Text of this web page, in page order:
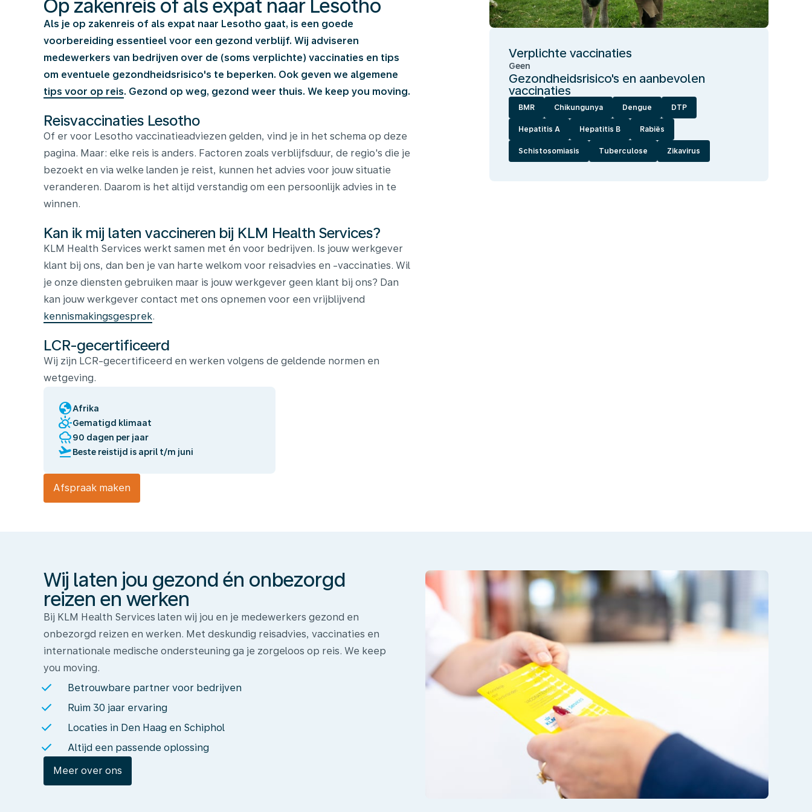
Op zakenreis of als expat naar Lesotho
Als je op zakenreis of als expat naar Lesotho gaat, is een goede
voorbereiding essentieel voor een gezond verblijf. Wij adviseren
medewerkers van bedrijven over de (soms verplichte) vaccinaties en tips
om eventuele gezondheidsrisico's te beperken. Ook geven we algemene
tips voor op reis. Gezond op weg, gezond weer thuis. We keep you moving.
Reisvaccinaties Lesotho
Of er voor Lesotho vaccinatieadviezen gelden, vind je in het schema op deze
pagina. Maar: elke reis is anders. Factoren zoals verblijfsduur, de regio's die je
bezoekt en via welke landen je reist, kunnen het advies voor jouw situatie
veranderen. Daarom is het altijd verstandig om een persoonlijk advies in te
winnen.
Kan ik mij laten vaccineren bij KLM Health Services?
KLM Health Services werkt samen met én voor bedrijven. Is jouw werkgever
klant bij ons, dan ben je van harte welkom voor reisadvies en -vaccinaties. Wil
je onze diensten gebruiken maar is jouw werkgever geen klant bij ons? Dan
kan jouw werkgever contact met ons opnemen voor een vrijblijvend
kennismakingsgesprek.
LCR-gecertificeerd
Wij zijn LCR-gecertificeerd en werken volgens de geldende normen en
wetgeving.
globeAfrika
partly_cloudy_dayGematigd klimaat
rainy90 dagen per jaar
flight_takeoffBeste reistijd is april t/m juni
Afspraak maken
Verplichte vaccinaties
Geen
Gezondheidsrisico's en aanbevolen
vaccinaties
BMR Chikungunya Dengue DTP
Hepatitis A Hepatitis B Rabiës
Schistosomiasis Tuberculose Zikavirus
Wij
onbezorgd
reizen
en
Wij laten jou gezond én onbezorgd
reizen en werken
Bij KLM Health Services laten wij jou en je medewerkers gezond en
onbezorgd reizen en werken. Met deskundig reisadvies, vaccinaties en
internationale medische ondersteuning ga je zorgeloos op reis. We keep
you moving.
Betrouwbare partner voor bedrijven
Ruim 30 jaar ervaring
Locaties in Den Haag en Schiphol
Altijd een passende oplossing
Meer over ons